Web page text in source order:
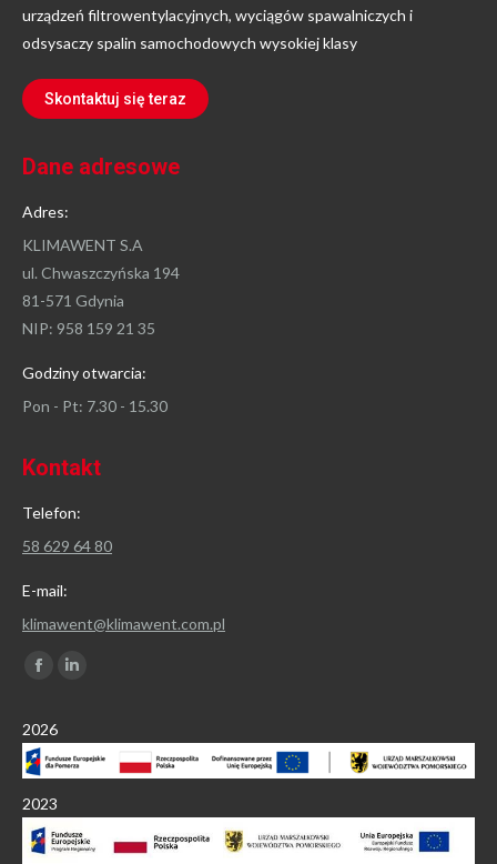
urządzeń filtrowentylacyjnych, wyciągów spawalniczych i
odsysaczy spalin samochodowych wysokiej klasy
Skontaktuj się teraz
Dane adresowe
Adres:
KLIMAWENT S.A
ul. Chwaszczyńska 194
81-571 Gdynia
NIP: 958 159 21 35
Godziny otwarcia:
Pon - Pt: 7.30 - 15.30
Kontakt
Telefon:
58 629 64 80
E-mail:
klimawent@klimawent.com.pl
Znajdź nas na:
Facebook
opens
in
window
in
window
2026
2023